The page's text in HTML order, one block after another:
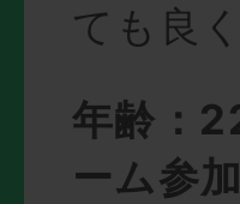
ても良
年齢：
ーム参